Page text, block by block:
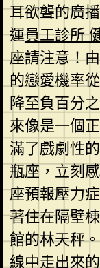
耳欲聾的廣
運員工診所
座請注意！
的戀愛機率
降至負百分
來像是一個
滿了戲劇性
瓶座，立刻
座預報壓力
著住在隔壁
館的林天秤
線中走出來